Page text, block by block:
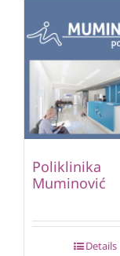
Poliklinika
Muminović
Details